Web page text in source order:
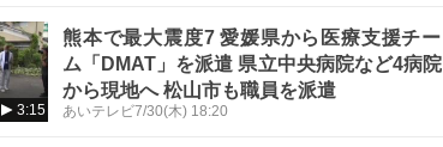
3:15
熊本で最大震度7 愛媛県から医療支援チー
ム「DMAT」を派遣 県立中央病院など4病院
から現地へ 松山市も職員を派遣
あいテレビ7/30(木) 18:20